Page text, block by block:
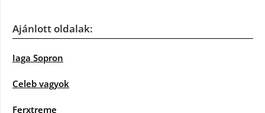
Ajánlott oldalak:
Iaga Sopron
Celeb vagyok
Ferxtreme